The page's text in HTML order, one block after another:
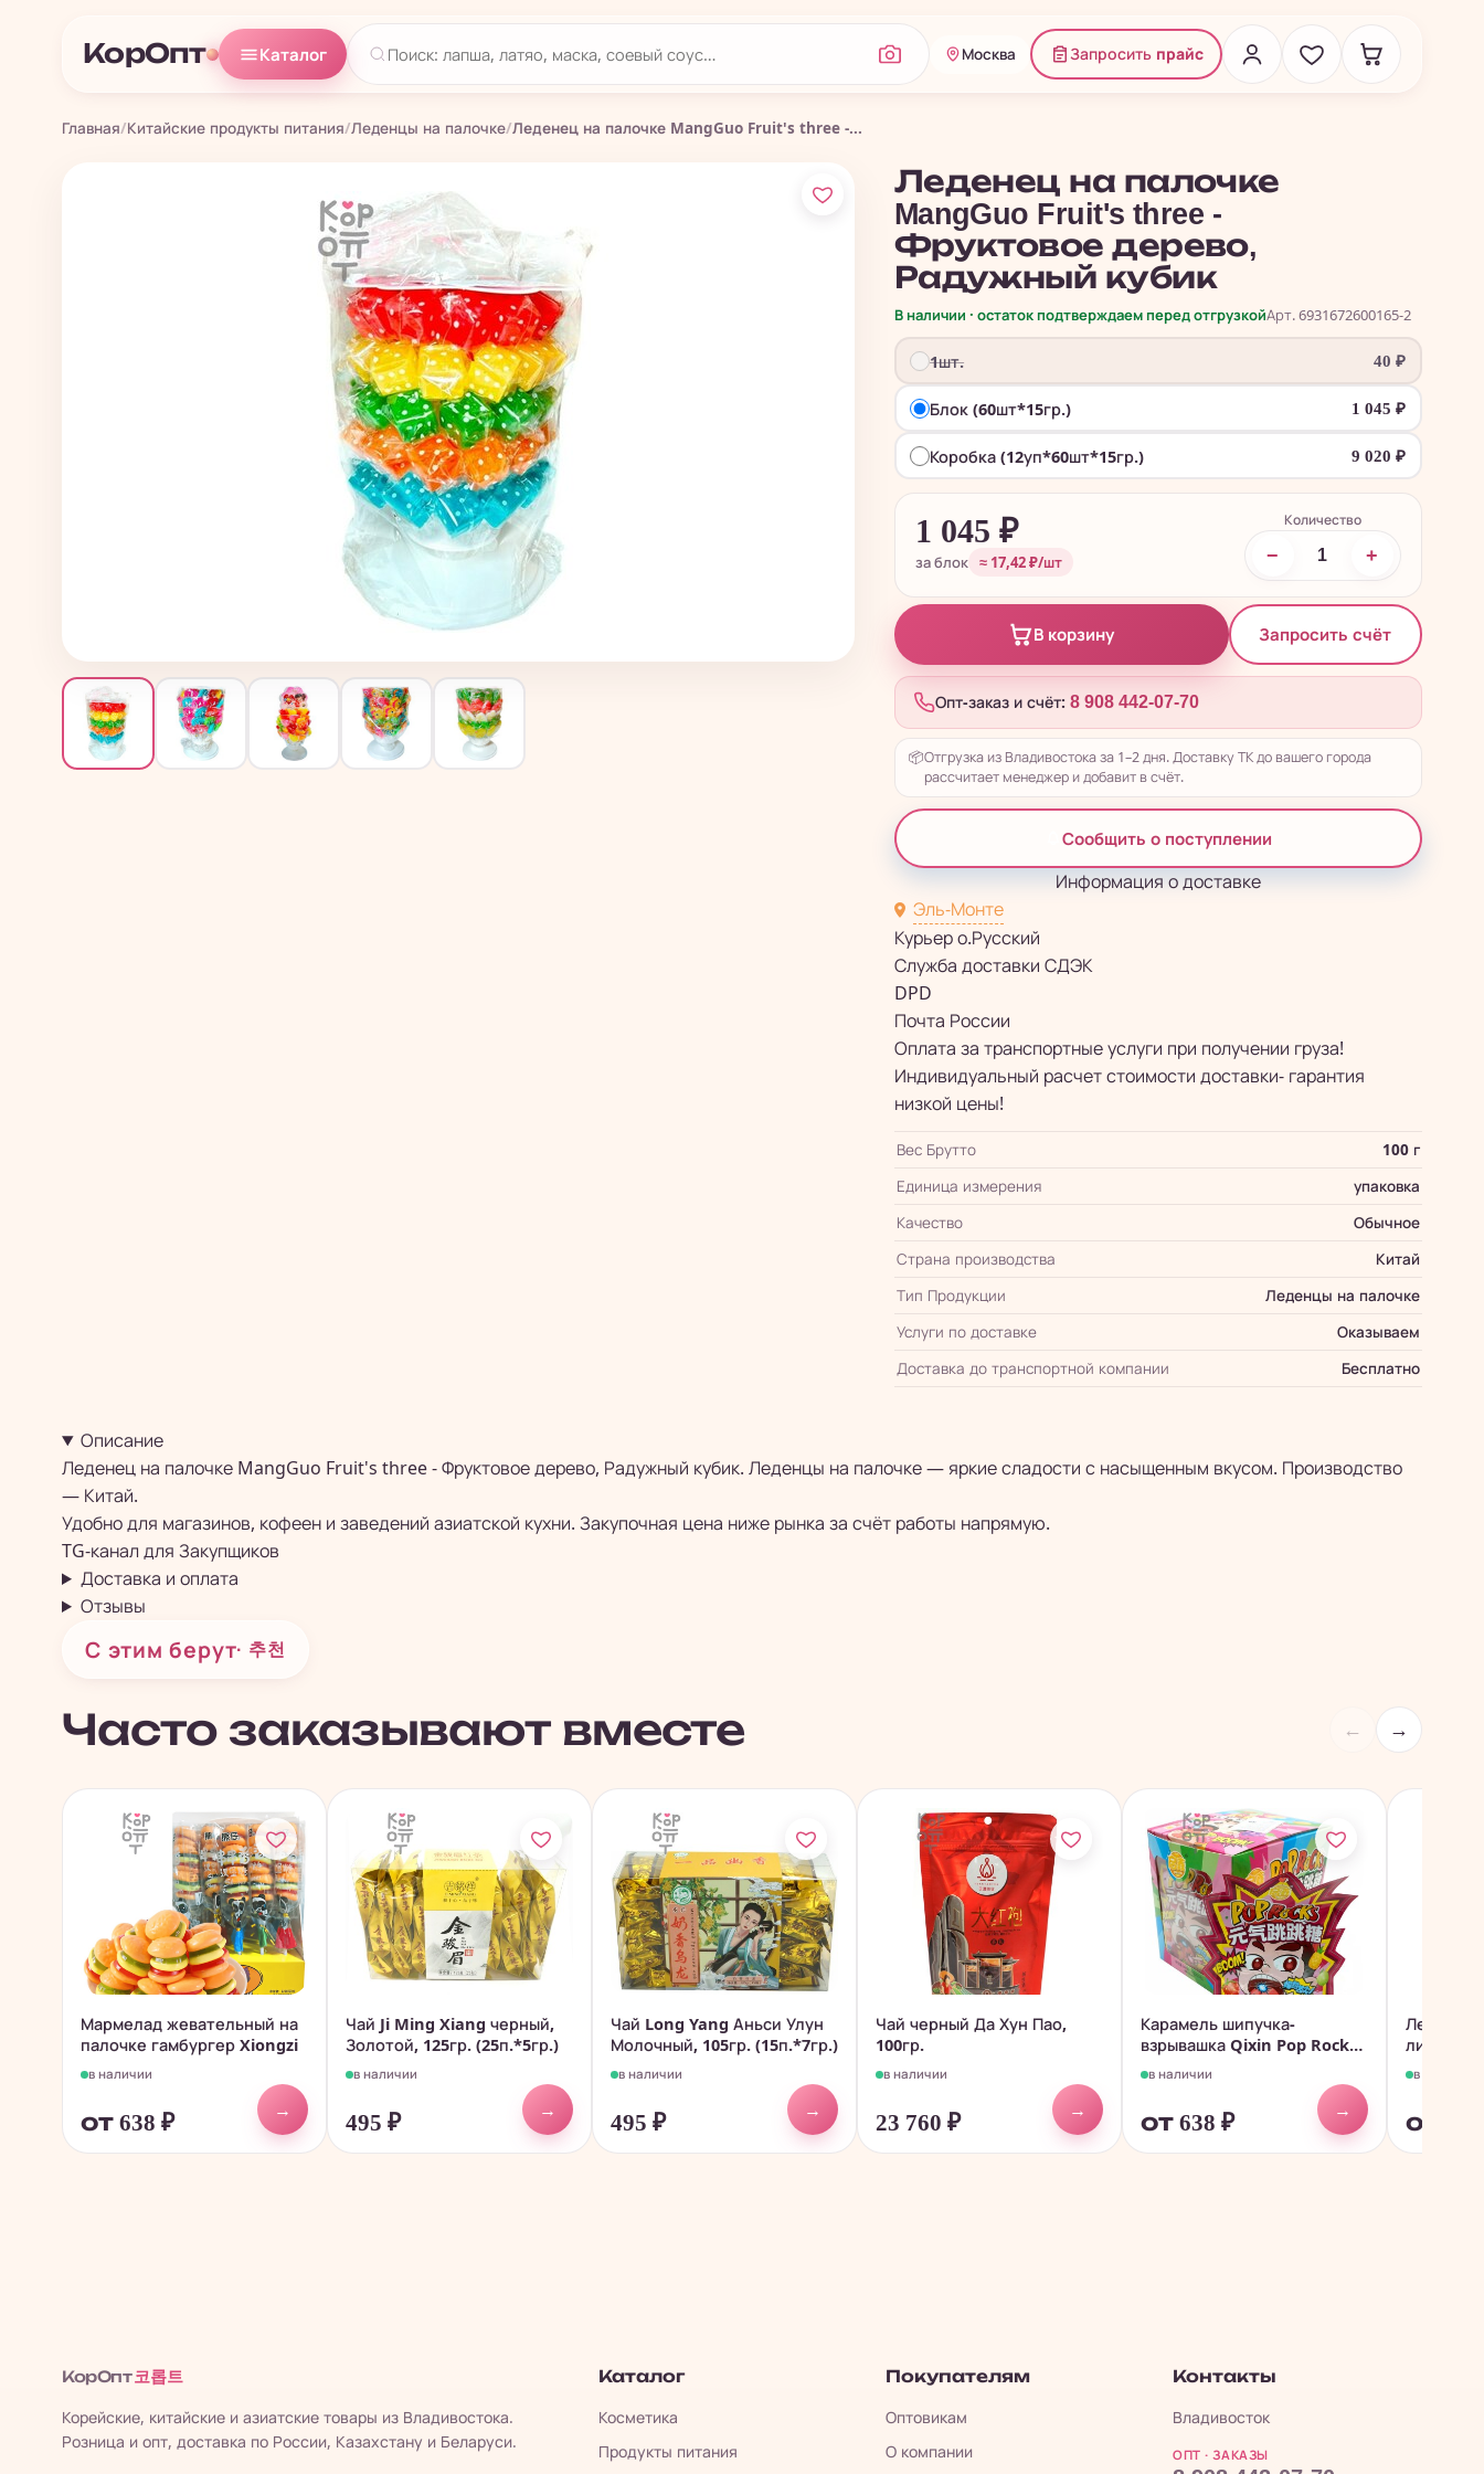
КорОпт Каталог Москва Запросить прайс
Главная/Китайские продукты питания/Леденцы на палочке/Леденец на палочке MangGuo Fruit's three -...
Леденец на палочке
MangGuo Fruit's three -
Фруктовое дерево,
Радужный кубик
В наличии · остаток подтверждаем перед отгрузкойАрт. 6931672600165-2
1шт. 40₽
Блок (60шт*15гр.) 1 045₽
Коробка (12уп*60шт*15гр.) 9 020₽
1 045 ₽
за блок ≈ 17,42 ₽/шт
Количество
− +
В корзину Запросить счёт
Опт-заказ и счёт: 8 908 442-07-70
📦Отгрузка из Владивостока за 1–2 дня. Доставку ТК до вашего города
рассчитает менеджер и добавит в счёт.
Сообщить о поступлении
Информация о доставке
Эль-Монте
Курьер о.Русский
Служба доставки СДЭК
DPD
Почта России
Оплата за транспортные услуги при получении груза!
Индивидуальный расчет стоимости доставки- гарантия
низкой цены!
Вес Брутто
100 г
Единица измерения
упаковка
Качество
Обычное
Страна производства
Китай
Тип Продукции
Леденцы на палочке
Услуги по доставке
Оказываем
Доставка до транспортной компании
Бесплатно
Описание
Леденец на палочке MangGuo Fruit's three - Фруктовое дерево, Радужный кубик. Леденцы на палочке — яркие сладости с насыщенным вкусом. Производство
— Китай.
Удобно для магазинов, кофеен и заведений азиатской кухни. Закупочная цена ниже рынка за счёт работы напрямую.
TG-канал для Закупщиков
Доставка и оплата
Отзывы
С этим берут· 추천
Часто заказывают вместе ← →
Мармелад жевательный на
палочке гамбургер Xiongzi
в наличии
от 638 ₽
→
Чай Ji Ming Xiang черный,
Золотой, 125гр. (25п.*5гр.)
в наличии
495 ₽
→
Чай Long Yang Аньси Улун
Молочный, 105гр. (15п.*7гр.)
в наличии
495 ₽
→
Чай черный Да Хун Пао,
100гр.
в наличии
23 760 ₽
→
Карамель шипучка-
взрывашка Qixin Pop Rocks
с...
в наличии
от 638 ₽
→
Леденцы
лимоны
со...
в наличии
от
КорОпт 코롭트
Корейские, китайские и азиатские товары из Владивостока.
Розница и опт, доставка по России, Казахстану и Беларуси.
Каталог
Косметика
Продукты питания
Покупателям
Оптовикам
О компании
Контакты
Владивосток
ОПТ · ЗАКАЗЫ